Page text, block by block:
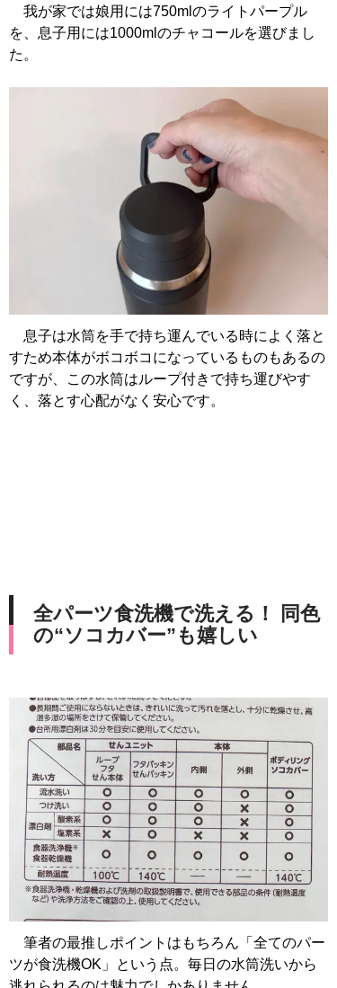
我が家では娘用には750mlのライトパープル
を、息子用には1000mlのチャコールを選びまし
た。
息子は水筒を手で持ち運んでいる時によく落と
すため本体がボコボコになっているものもあるの
ですが、この水筒はループ付きで持ち運びやす
く、落とす心配がなく安心です。
全パーツ食洗機で洗える！ 同色
の“ソコカバー”も嬉しい
筆者の最推しポイントはもちろん「全てのパー
ツが食洗機OK」という点。毎日の水筒洗いから